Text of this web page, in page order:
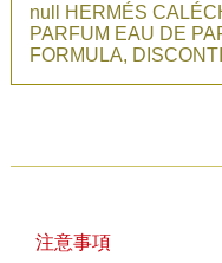
null HERMÉS
PARFUM EAU DE
FORMULA,
注意事項